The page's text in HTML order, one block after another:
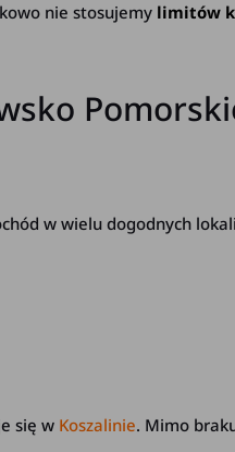
nie stosujemy limitów
w wielu dogodnych
się w Koszalinie. Mimo